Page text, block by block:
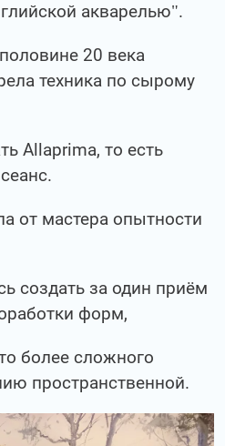
акварелью".
20 века
техника по сырому
Allaprima, то есть
от мастера опытности
создать за один приём
форм,
более сложного
пространственной.